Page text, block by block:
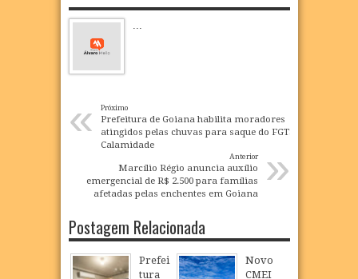
...
« Próximo
Prefeitura de Goiana habilita moradores
atingidos pelas chuvas para saque do FGTS
Calamidade
»
Anterior
Marcílio Régio anuncia auxílio
emergencial de R$ 2.500 para famílias
afetadas pelas enchentes em Goiana
Postagem Relacionada
Prefei
tura
Novo
CMEI